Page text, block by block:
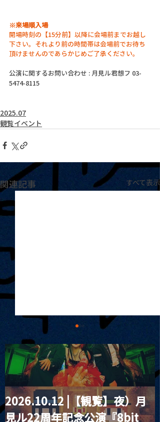
※来場順入場
開場時刻の【15分前】以降に会場前までお越し
下さい。それより前の時間帯は会場前でお待ち
頂けませんのであらかじめご了承ください。
公演に関するお問い合わせ : 月見ル君想フ 03-
5474-8115
2025.07
観覧イベント
関連記事 すべて表示
MoonRomantic
Channel1周年記念Live
2026.10.12 |【観覧】夜）月
見ル22周年記念公演『8bit